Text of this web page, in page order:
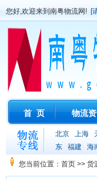
您好,欢迎来到南粤物流网! [
首 页 物流
北京 上海
东
福建 海
您当前位置：首页 >> 货